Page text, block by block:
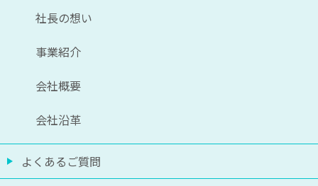
社長の想い
事業紹介
会社概要
会社沿革
よくあるご質問